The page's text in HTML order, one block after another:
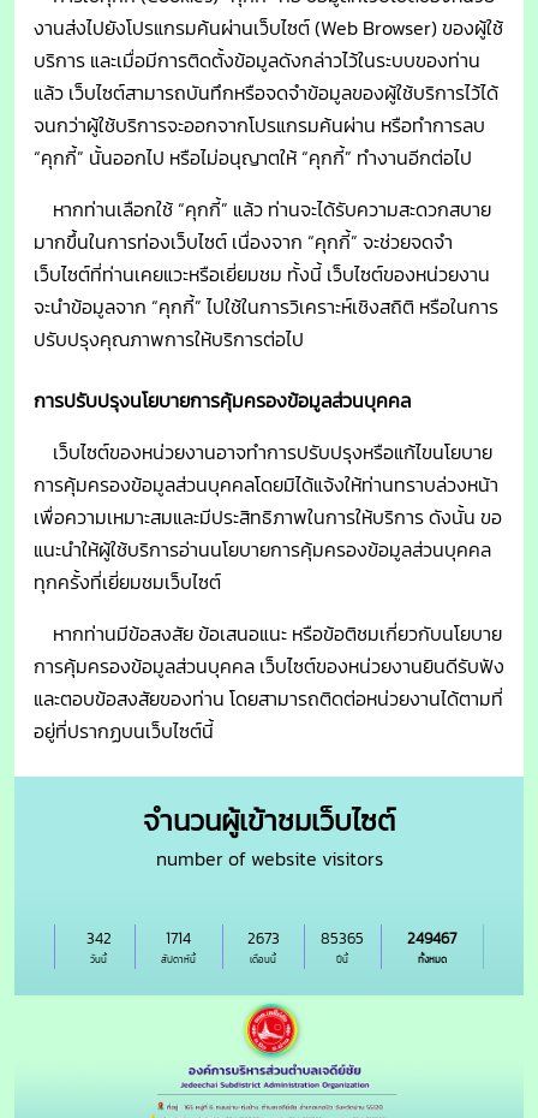
งานส่งไปยังโปรแกรมค้นผ่านเว็บไซต์ (Web Browser) ของผู้ใช้
บริการ และเมื่อมีการติดตั้งข้อมูลดังกล่าวไว้ในระบบของท่าน
แล้ว เว็บไซต์สามารถบันทึกหรือจดจำข้อมูลของผู้ใช้บริการไว้ได้
จนกว่าผู้ใช้บริการจะออกจากโปรแกรมค้นผ่าน หรือทำการลบ
“คุกกี้” นั้นออกไป หรือไม่อนุญาตให้ “คุกกี้” ทำงานอีกต่อไป
หากท่านเลือกใช้ “คุกกี้” แล้ว ท่านจะได้รับความสะดวกสบาย
มากขึ้นในการท่องเว็บไซต์ เนื่องจาก “คุกกี้” จะช่วยจดจำ
เว็บไซต์ที่ท่านเคยแวะหรือเยี่ยมชม ทั้งนี้ เว็บไซต์ของหน่วยงาน
จะนำข้อมูลจาก “คุกกี้” ไปใช้ในการวิเคราะห์เชิงสถิติ หรือในการ
ปรับปรุงคุณภาพการให้บริการต่อไป
การปรับปรุงนโยบายการคุ้มครองข้อมูลส่วนบุคคล
เว็บไซต์ของหน่วยงานอาจทำการปรับปรุงหรือแก้ไขนโยบาย
การคุ้มครองข้อมูลส่วนบุคคลโดยมิได้แจ้งให้ท่านทราบล่วงหน้า
เพื่อความเหมาะสมและมีประสิทธิภาพในการให้บริการ ดังนั้น ขอ
แนะนำให้ผู้ใช้บริการอ่านนโยบายการคุ้มครองข้อมูลส่วนบุคคล
ทุกครั้งที่เยี่ยมชมเว็บไซต์
หากท่านมีข้อสงสัย ข้อเสนอแนะ หรือข้อติชมเกี่ยวกับนโยบาย
การคุ้มครองข้อมูลส่วนบุคคล เว็บไซต์ของหน่วยงานยินดีรับฟัง
และตอบข้อสงสัยของท่าน โดยสามารถติดต่อหน่วยงานได้ตามที่
อยู่ที่ปรากฏบนเว็บไซต์นี้
จำนวนผู้เข้าชมเว็บไซต์
number of website visitors
วันนี้
342
สัปดาห์นี้
1714
เดือนนี้
2673
ปีนี้
85365
ทั้งหมด
249467